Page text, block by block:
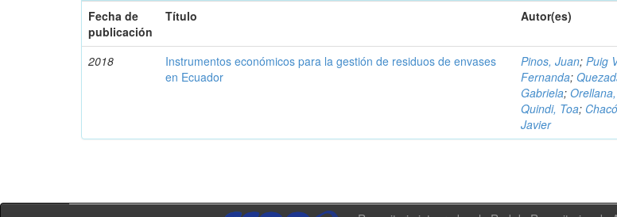
Fecha de
publicación
Título Autor(es)
2018
Instrumentos económicos para la gestión de residuos de envases
en Ecuador
Pinos, Juan;Puig
Fernanda;
Gabriela;
Quindi, Toa;
Javier